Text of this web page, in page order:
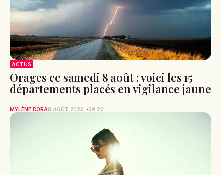
ACTUS
Orages ce samedi 8 août : voici les 15
départements placés en vigilance jaune
MYLÈNE DORA8 AOÛT 2026 09:20